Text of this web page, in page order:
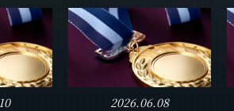
2026.06.08